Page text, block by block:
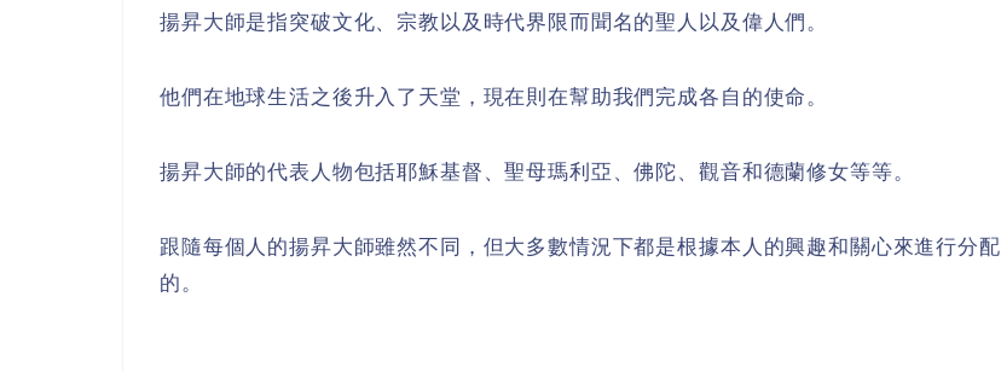
揚昇大師是指突破文化、宗教以及時代界限而聞名的聖人以及偉人們。
他們在地球生活之後升入了天堂，現在則在幫助我們完成各自的使命。
揚昇大師的代表人物包括耶穌基督、聖母瑪利亞、佛陀、觀音和德蘭修女等等。
跟隨每個人的揚昇大師雖然不同，但大多數情況下都是根據本人的興趣和關心來進行分配
的。